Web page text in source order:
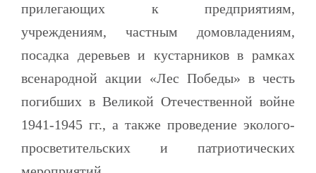
прилегающих к предприятиям,
учреждениям, частным домовладениям,
посадка деревьев и кустарников в рамках
всенародной акции «Лес Победы» в честь
погибших в Великой Отечественной войне
1941-1945 гг., а также проведение эколого-
просветительских и патриотических